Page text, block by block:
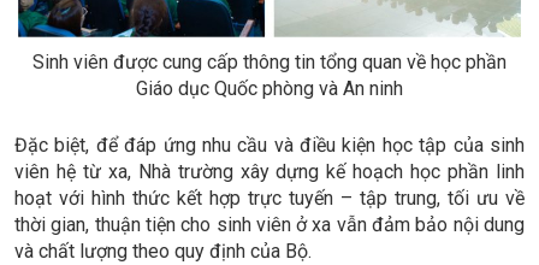
Sinh viên được cung cấp thông tin tổng quan về học phần
Giáo dục Quốc phòng và An ninh
Đặc biệt, để đáp ứng nhu cầu và điều kiện học tập của sinh
viên hệ từ xa, Nhà trường xây dựng kế hoạch học phần linh
hoạt với hình thức kết hợp trực tuyến – tập trung, tối ưu về
thời gian, thuận tiện cho sinh viên ở xa vẫn đảm bảo nội dung
và chất lượng theo quy định của Bộ.